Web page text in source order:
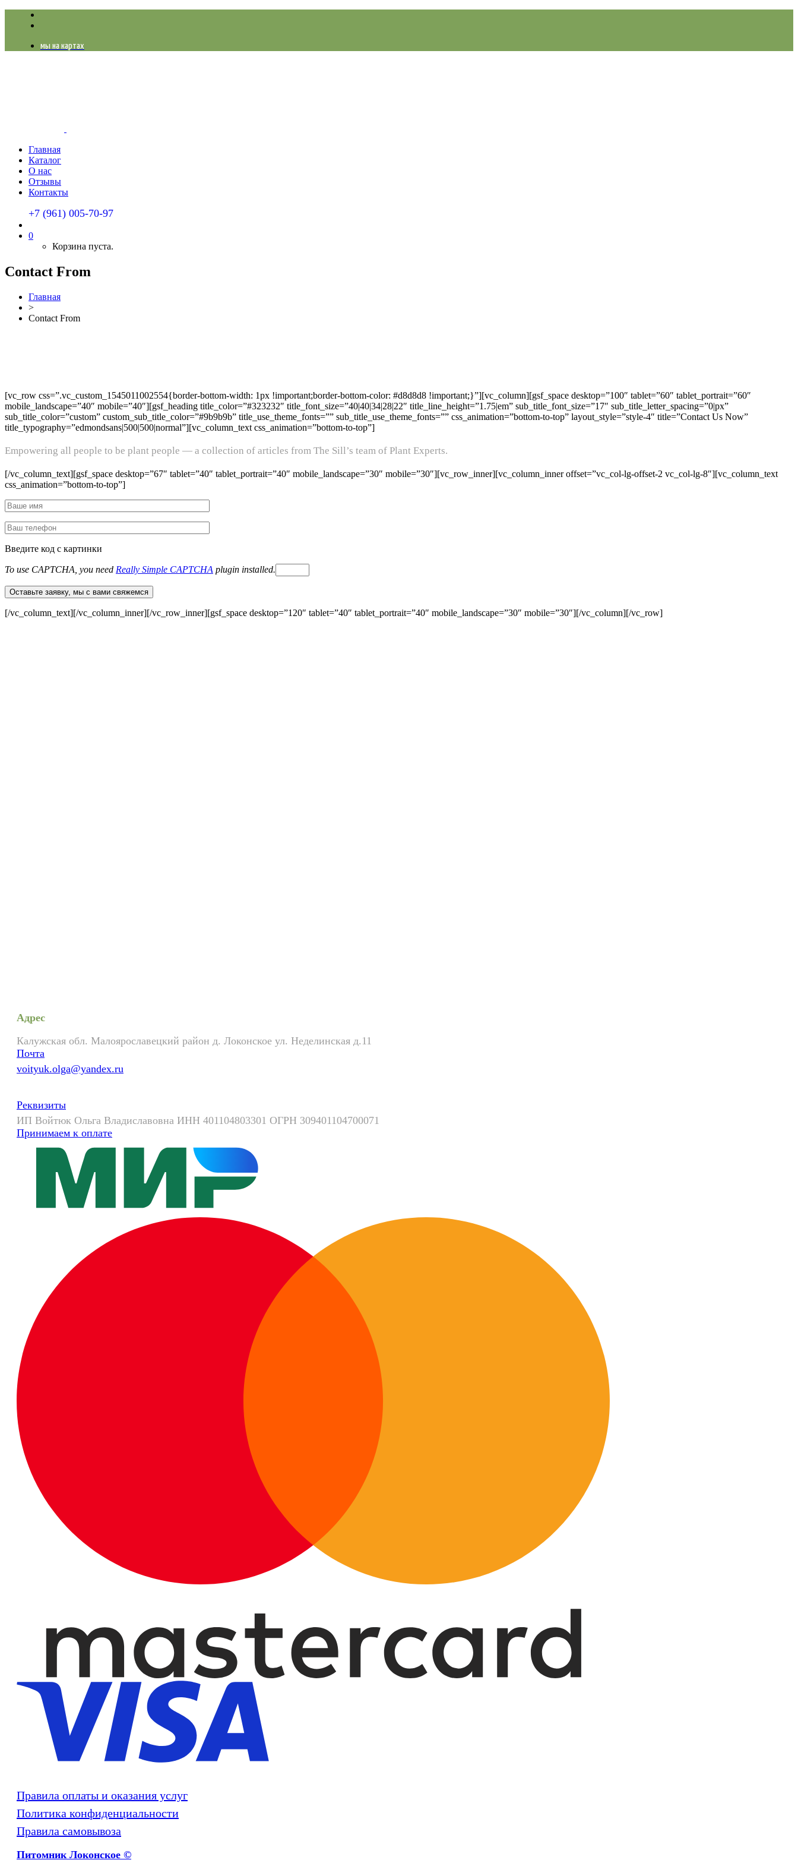
мы на картах
Главная
Каталог
О нас
Отзывы
Контакты
+7 (961) 005-70-97
0
Корзина пуста.
Contact From
Главная
>
Contact From
[vc_row css=”.vc_custom_1545011002554{border-bottom-width: 1px !important;border-bottom-color: #d8d8d8 !important;}”][vc_column][gsf_space desktop=”100″ tablet=”60″ tablet_portrait=”60″
mobile_landscape=”40″ mobile=”40″][gsf_heading title_color=”#323232″ title_font_size=”40|40|34|28|22″ title_line_height=”1.75|em” sub_title_font_size=”17″ sub_title_letter_spacing=”0|px”
sub_title_color=”custom” custom_sub_title_color=”#9b9b9b” title_use_theme_fonts=”” sub_title_use_theme_fonts=”” css_animation=”bottom-to-top” layout_style=”style-4″ title=”Contact Us Now”
title_typography=”edmondsans|500|500|normal”][vc_column_text css_animation=”bottom-to-top”]
Empowering all people to be plant people — a collection of articles from The Sill’s team of Plant Experts.
[/vc_column_text][gsf_space desktop=”67″ tablet=”40″ tablet_portrait=”40″ mobile_landscape=”30″ mobile=”30″][vc_row_inner][vc_column_inner offset=”vc_col-lg-offset-2 vc_col-lg-8″][vc_column_text
css_animation=”bottom-to-top”]
Введите код с картинки
To use CAPTCHA, you need Really Simple CAPTCHA plugin installed.
Оставьте заявку, мы с вами свяжемся
[/vc_column_text][/vc_column_inner][/vc_row_inner][gsf_space desktop=”120″ tablet=”40″ tablet_portrait=”40″ mobile_landscape=”30″ mobile=”30″][/vc_column][/vc_row]
Адрес
Калужская обл. Малоярославецкий район д. Локонское ул. Неделинская д.11
Почта
voityuk.olga@yandex.ru
Реквизиты
ИП Войтюк Ольга Владиславовна ИНН 401104803301 ОГРН 309401104700071
Принимаем к оплате
Правила оплаты и оказания услуг
Политика конфиденциальности
Правила самовывоза
Питомник Локонское ©